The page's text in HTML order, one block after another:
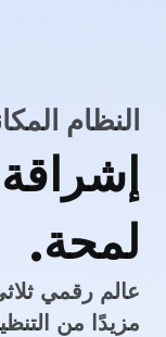
النظام
لمحة.
عالم رقمي
مزيدًا من